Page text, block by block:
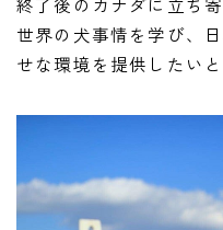
世界の犬事情を学び、
せな環境を提供したい